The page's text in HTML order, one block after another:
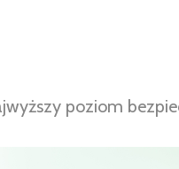
poziom